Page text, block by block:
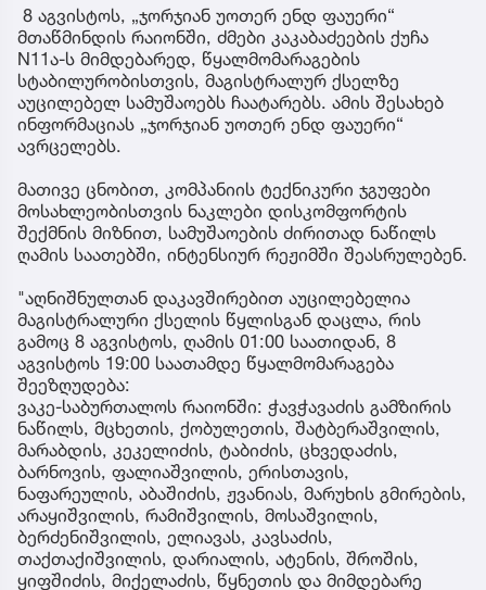
8 აგვისტოს, „ჯორჯიან უოთერ ენდ ფაუერი“
მთაწმინდის რაიონში, ძმები კაკაბაძეების ქუჩა
N11ა-ს მიმდებარედ, წყალმომარაგების
სტაბილურობისთვის, მაგისტრალურ ქსელზე
აუცილებელ სამუშაოებს ჩაატარებს. ამის შესახებ
ინფორმაციას „ჯორჯიან უოთერ ენდ ფაუერი“
ავრცელებს.
მათივე ცნობით, კომპანიის ტექნიკური ჯგუფები
მოსახლეობისთვის ნაკლები დისკომფორტის
შექმნის მიზნით, სამუშაოების ძირითად ნაწილს
ღამის საათებში, ინტენსიურ რეჟიმში შეასრულებენ.
"აღნიშნულთან დაკავშირებით აუცილებელია
მაგისტრალური ქსელის წყლისგან დაცლა, რის
გამოც 8 აგვისტოს, ღამის 01:00 საათიდან, 8
აგვისტოს 19:00 საათამდე წყალმომარაგება
შეეზღუდება:
ვაკე-საბურთალოს რაიონში: ჭავჭავაძის გამზირის
ნაწილს, მცხეთის, ქობულეთის, შატბერაშვილის,
მარაბდის, კეკელიძის, ტაბიძის, ცხვედაძის,
ბარნოვის, ფალიაშვილის, ერისთავის,
ნაფარეულის, აბაშიძის, ჟვანიას, მარუხის გმირების,
არაყიშვილის, რამიშვილის, მოსაშვილის,
ბერძენიშვილის, ელიავას, კავსაძის,
თაქთაქიშვილის, დარიალის, ატენის, შროშის,
ყიფშიძის, მიქელაძის, წყნეთის და მიმდებარე